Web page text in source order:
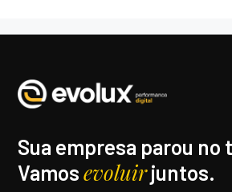
Sua empresa parou no
Vamosevoluirjuntos.